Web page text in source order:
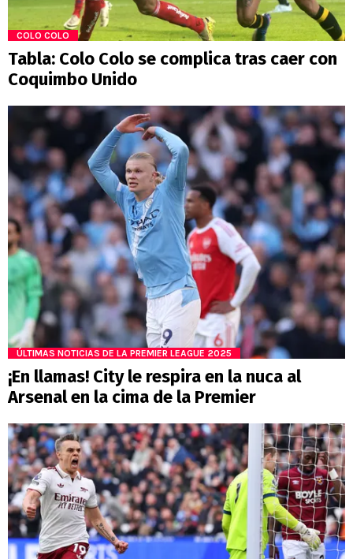
COLO COLO
Tabla: Colo Colo se complica tras caer con
Coquimbo Unido
ÚLTIMAS NOTICIAS DE LA PREMIER LEAGUE 2025
¡En llamas! City le respira en la nuca al
Arsenal en la cima de la Premier